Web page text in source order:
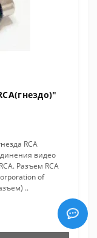
RCA
видео
Разъем RCA
of
..